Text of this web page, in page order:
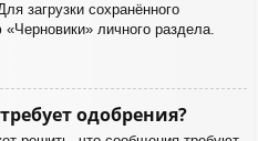
загрузки сохранённого
личного раздела.
одобрения?